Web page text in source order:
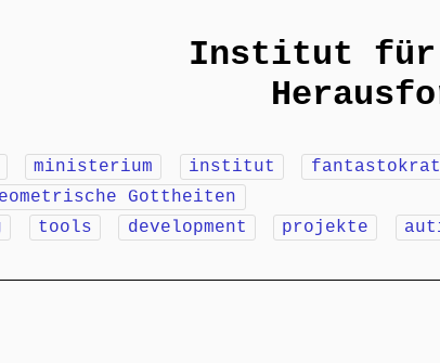
Institut
ministerium institut
fantastokrat
Gottheiten
tools development projekte